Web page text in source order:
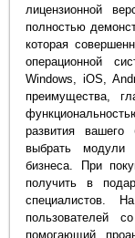
лицензионной
полностью
которая
операционной
Windows, iOS,
преимущества,
развития
выбрать модули
бизнеса. При
получить в
специалистов.
пользователей
помогающий